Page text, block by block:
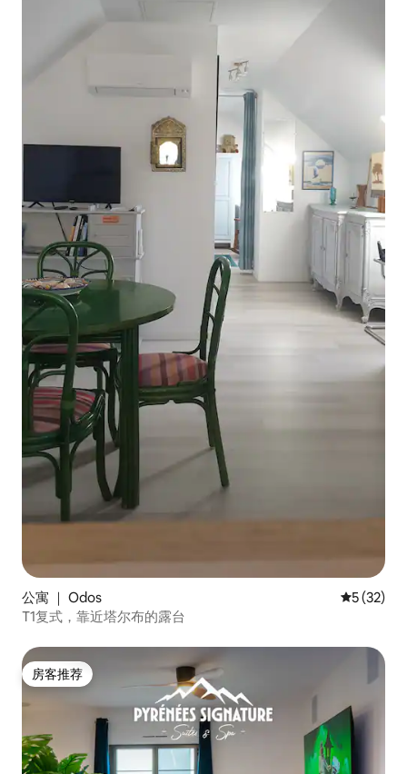
公寓 ｜ Odos 平均评分
5 (32)
T1复式，靠近塔尔布的露台
房客推荐
房客推荐